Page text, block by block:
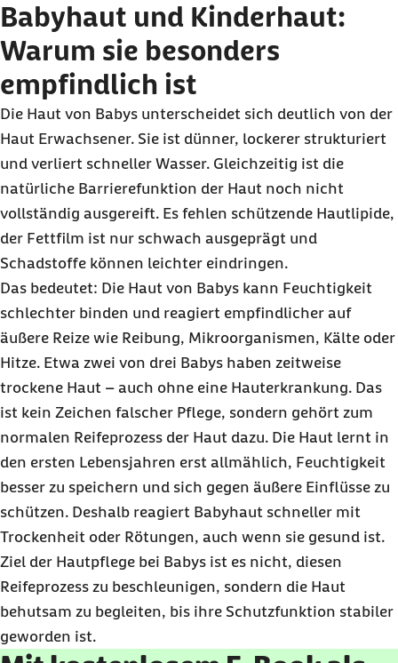
ärztlicher Rat sinnvoll ist
Häufige Fragen und Antworten zur Hautpflege
für Babys und Kleinkinder
Babyhaut und Kinderhaut:
Warum sie besonders
empfindlich ist
Die Haut von Babys unterscheidet sich deutlich von der
Haut Erwachsener. Sie ist dünner, lockerer strukturiert
und verliert schneller Wasser. Gleichzeitig ist die
natürliche Barrierefunktion der Haut noch nicht
vollständig ausgereift. Es fehlen schützende Hautlipide,
der Fettfilm ist nur schwach ausgeprägt und
Schadstoffe können leichter eindringen.
Das bedeutet: Die Haut von Babys kann Feuchtigkeit
schlechter binden und reagiert empfindlicher auf
äußere Reize wie Reibung, Mikroorganismen, Kälte oder
Hitze. Etwa zwei von drei Babys haben zeitweise
trockene Haut – auch ohne eine Hauterkrankung. Das
ist kein Zeichen falscher Pflege, sondern gehört zum
normalen Reifeprozess der Haut dazu. Die Haut lernt in
den ersten Lebensjahren erst allmählich, Feuchtigkeit
besser zu speichern und sich gegen äußere Einflüsse zu
schützen. Deshalb reagiert Babyhaut schneller mit
Trockenheit oder Rötungen, auch wenn sie gesund ist.
Ziel der Hautpflege bei Babys ist es nicht, diesen
Reifeprozess zu beschleunigen, sondern die Haut
behutsam zu begleiten, bis ihre Schutzfunktion stabiler
geworden ist.